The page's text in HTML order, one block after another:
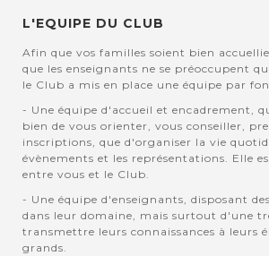
L'EQUIPE DU CLUB
Afin que vos familles soient bien
que les enseignants ne se préoccupent
le Club a mis en place une équipe par
- Une équipe d'accueil et encadrement,
bien de vous orienter, vous conseiller,
inscriptions, que d'organiser la vie
évènements et les représentations. Elle
entre vous et le Club.
- Une équipe d'enseignants, disposant
dans leur domaine, mais surtout d'une
transmettre leurs connaissances à leurs
grands.